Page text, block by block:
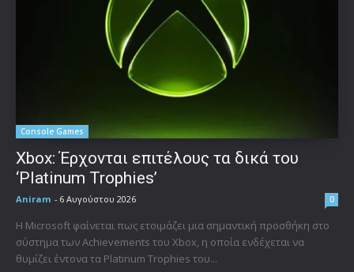
Console Games
Xbox: Έρχονται επιτέλους τα δικά του
‘Platinum Trophies’
Aniram - 6 Αυγούστου 2026 0
Η Microsoft φαίνεται πως ετοιμάζει μια σημαντική προσθήκη στο
σύστημα των Achievements του Xbox, η οποία ενδέχεται να
θυμίζει έντονα τα Platinum Trophies του...